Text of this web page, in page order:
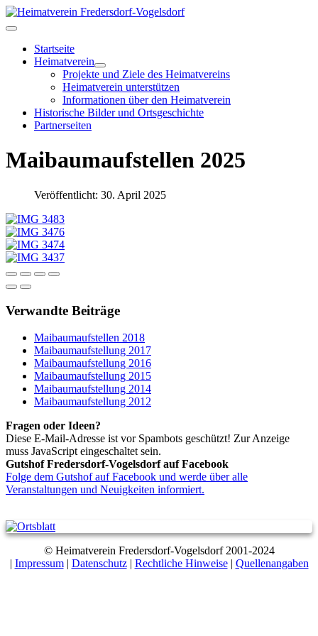
Startseite
Heimatverein
Projekte und Ziele des Heimatvereins
Heimatverein unterstützen
Informationen über den Heimatverein
Historische Bilder und Ortsgeschichte
Partnerseiten
Maibaumaufstellen 2025
Veröffentlicht: 30. April 2025
Verwandte Beiträge
Maibaumaufstellen 2018
Maibaumaufstellung 2017
Maibaumaufstellung 2016
Maibaumaufstellung 2015
Maibaumaufstellung 2014
Maibaumaufstellung 2012
Fragen oder Ideen?
Diese E-Mail-Adresse ist vor Spambots geschützt! Zur Anzeige
muss JavaScript eingeschaltet sein.
Gutshof Fredersdorf-Vogelsdorf auf Facebook
Folge dem Gutshof auf Facebook und werde über alle
Veranstaltungen und Neuigkeiten informiert.
© Heimatverein Fredersdorf-Vogelsdorf 2001-2024
| Impressum| Datenschutz| Rechtliche Hinweise| Quellenangaben